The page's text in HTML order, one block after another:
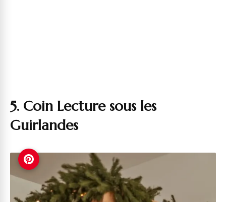
5. Coin Lecture sous les
Guirlandes